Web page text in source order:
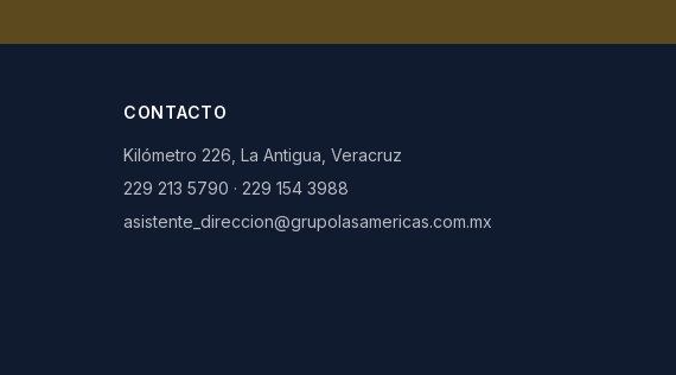
CONTACTO
Kilómetro 226, La Antigua, Veracruz
229 213 5790 · 229 154 3988
asistente_direccion@grupolasamericas.com.mx